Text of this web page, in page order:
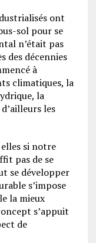
ont
sol pour se
n’était pas
des décennies
à
climatiques, la
la
les
si notre
pas de se
se développer
s’impose
la mieux
s’appuit
de